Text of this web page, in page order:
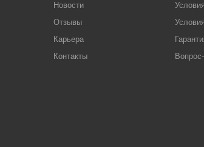
Новости
Отзывы
Карьера
Контакты